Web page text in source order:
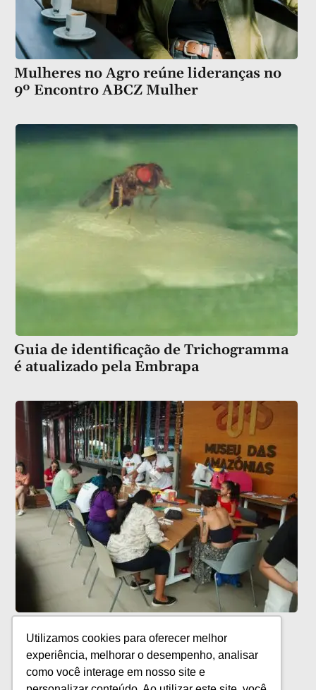
Utilizamos cookies para oferecer melhor
experiência, melhorar o desempenho, analisar
como você interage em nosso site e
Mulheres no Agro reúne lideranças no
9º Encontro ABCZ Mulher
Guia de identificação de Trichogramma
é atualizado pela Embrapa
programação cultural gratuita em
agosto